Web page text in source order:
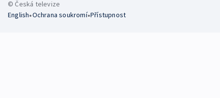
© Česká televize
English•Ochrana soukromí•Přístupnost